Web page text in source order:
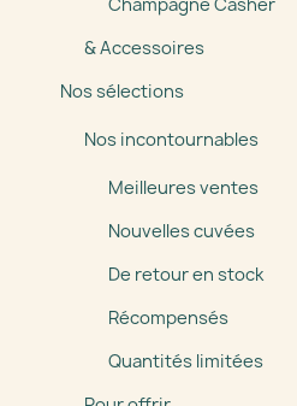
& Accessoires
Nos sélections
Nos incontournables
Meilleures ventes
Nouvelles cuvées
De retour en stock
Récompensés
Quantités limitées